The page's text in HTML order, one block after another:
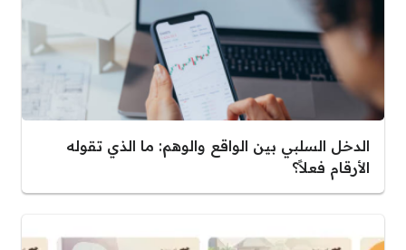
الدخل السلبي بين الواقع والوهم: ما الذي تقوله
الأرقام فعلاً؟